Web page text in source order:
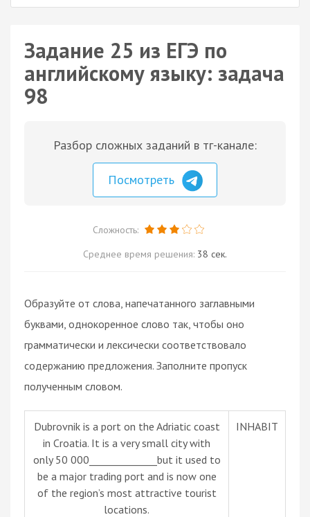
Задание 25 из ЕГЭ по
английскому языку: задача
98
Разбор сложных заданий в тг-канале:
Посмотреть
Сложность:
Среднее время решения: 38 сек.
Образуйте от слова, напечатанного заглавными
буквами, однокоренное слово так, чтобы оно
грамматически и лексически соответствовало
содержанию предложения. Заполните пропуск
полученным словом.
Dubrovnik is a port on the Adriatic coast
in Croatia. It is a very small city with
only 50 000______________but it used to
be a major trading port and is now one
of the region’s most attractive tourist
locations.
INHABIT